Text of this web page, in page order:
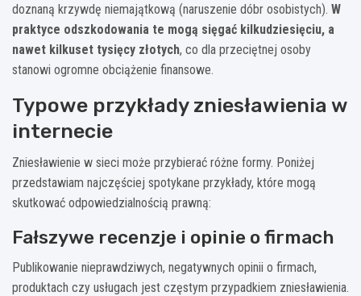
doznaną krzywdę niemajątkową (naruszenie dóbr osobistych). W
praktyce odszkodowania te mogą sięgać kilkudziesięciu, a
nawet kilkuset tysięcy złotych, co dla przeciętnej osoby
stanowi ogromne obciążenie finansowe.
Typowe przykłady zniesławienia w
internecie
Zniesławienie w sieci może przybierać różne formy. Poniżej
przedstawiam najczęściej spotykane przykłady, które mogą
skutkować odpowiedzialnością prawną:
Fałszywe recenzje i opinie o firmach
Publikowanie nieprawdziwych, negatywnych opinii o firmach,
produktach czy usługach jest częstym przypadkiem zniesławienia.